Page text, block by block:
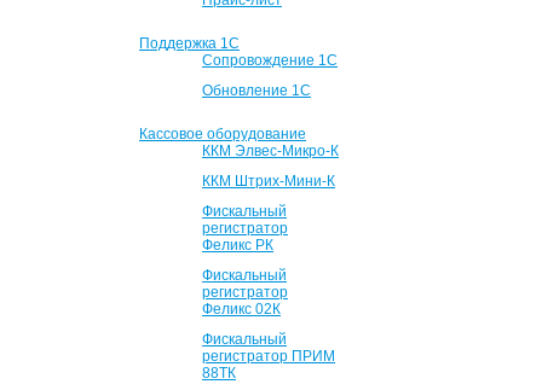
Поддержка 1С
Сопровождение 1С
Обновление 1С
Кассовое оборудование
ККМ Элвес-Микро-К
ККМ Штрих-Мини-К
Фискальный
регистратор
Феликс РК
Фискальный
регистратор
Феликс 02К
Фискальный
регистратор ПРИМ
88ТК